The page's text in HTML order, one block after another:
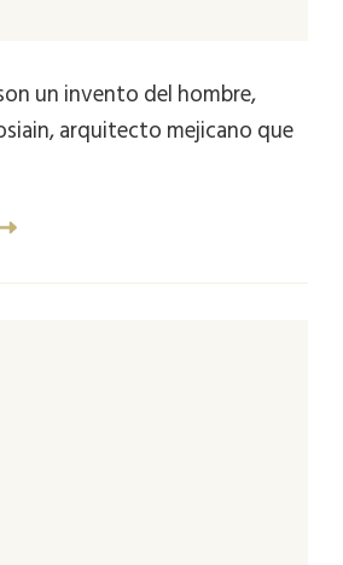
un invento del hombre,
arquitecto mejicano que